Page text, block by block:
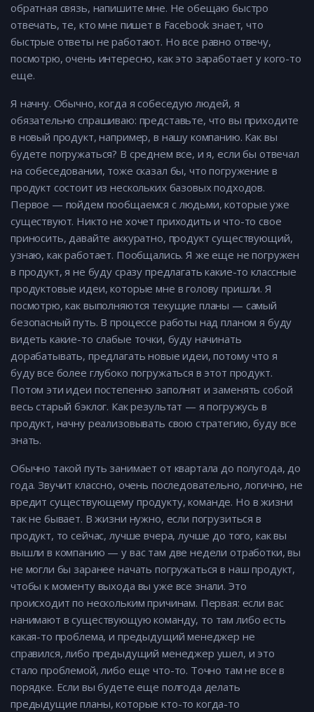
обратная связь, напишите мне. Не обещаю быстро
отвечать, те, кто мне пишет в Facebook знает, что
быстрые ответы не работают. Но все равно отвечу,
посмотрю, очень интересно, как это заработает у кого-то
еще.
Я начну. Обычно, когда я собеседую людей, я
обязательно спрашиваю: представьте, что вы приходите
в новый продукт, например, в нашу компанию. Как вы
будете погружаться? В среднем все, и я, если бы отвечал
на собеседовании, тоже сказал бы, что погружение в
продукт состоит из нескольких базовых подходов.
Первое — пойдем пообщаемся с людьми, которые уже
существуют. Никто не хочет приходить и что-то свое
приносить, давайте аккуратно, продукт существующий,
узнаю, как работает. Пообщались. Я же еще не погружен
в продукт, я не буду сразу предлагать какие-то классные
продуктовые идеи, которые мне в голову пришли. Я
посмотрю, как выполняются текущие планы — самый
безопасный путь. В процессе работы над планом я буду
видеть какие-то слабые точки, буду начинать
дорабатывать, предлагать новые идеи, потому что я
буду все более глубоко погружаться в этот продукт.
Потом эти идеи постепенно заполнят и заменять собой
весь старый бэклог. Как результат — я погружусь в
продукт, начну реализовывать свою стратегию, буду все
знать.
Обычно такой путь занимает от квартала до полугода, до
года. Звучит классно, очень последовательно, логично, не
вредит существующему продукту, команде. Но в жизни
так не бывает. В жизни нужно, если погрузиться в
продукт, то сейчас, лучше вчера, лучше до того, как вы
вышли в компанию — у вас там две недели отработки, вы
не могли бы заранее начать погружаться в наш продукт,
чтобы к моменту выхода вы уже все знали. Это
происходит по нескольким причинам. Первая: если вас
нанимают в существующую команду, то там либо есть
какая-то проблема, и предыдущий менеджер не
справился, либо предыдущий менеджер ушел, и это
стало проблемой, либо еще что-то. Точно там не все в
порядке. Если вы будете еще полгода делать
предыдущие планы, которые кто-то когда-то